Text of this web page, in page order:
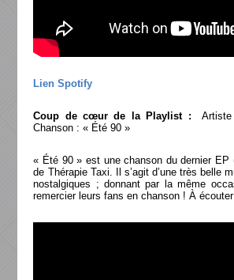
Lien Spotify
Coup de cœur de la Playlist :
Chanson : « Été 90 »
« Été 90 » est une chanson du dernier EP
de Thérapie Taxi. Il s’agit d’une très belle
nostalgiques ; donnant par la même
remercier leurs fans en chanson ! À